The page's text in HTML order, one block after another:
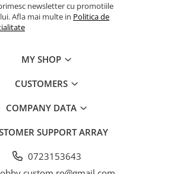
newsletter cu promotiile
Afla mai multe in Politica de
MY SHOP
CUSTOMERS
COMPANY DATA
SUPPORTARRAY
0723153643